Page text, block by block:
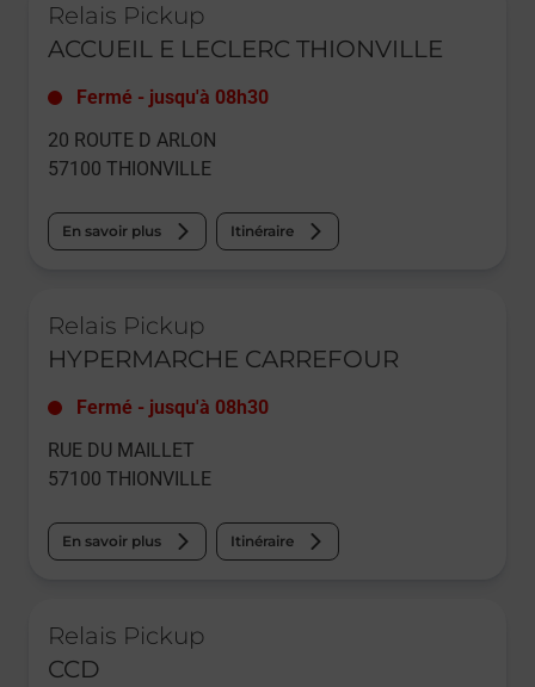
Relais Pickup
ACCUEIL E LECLERC THIONVILLE
Fermé - jusqu'à 08h30
20 ROUTE D ARLON
57100 THIONVILLE
En savoir plus Itinéraire
Relais Pickup
HYPERMARCHE CARREFOUR
Fermé - jusqu'à 08h30
RUE DU MAILLET
57100 THIONVILLE
En savoir plus Itinéraire
Relais Pickup
CCD